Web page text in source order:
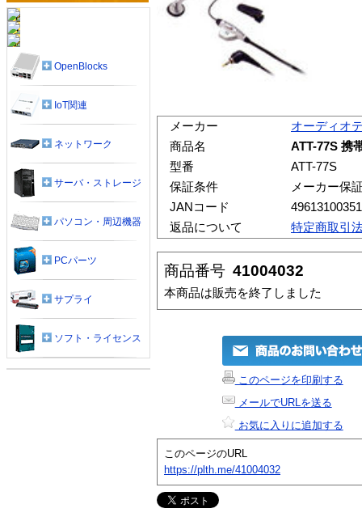
メーカー
オーディオ
商品名
ATT-77S 携
型番
ATT-77S
保証条件
メーカー保
JANコード
返品について
特定商取引
商品番号 41004032
本商品は販売を終了しました
このページを印刷する
メールでURLを送る
お気に入りに追加する
このページのURL
https://plth.me/41004032
OpenBlocks
IoT関連
ネットワーク
サーバ・ストレージ
パソコン・周辺機器
PCパーツ
サプライ
ソフト・ライセンス